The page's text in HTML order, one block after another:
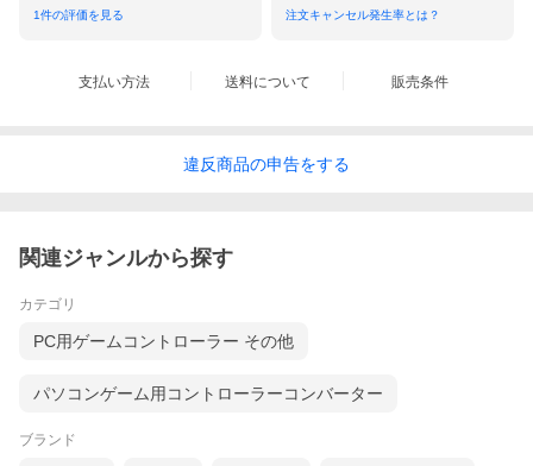
1件の評価を見る 注文キャンセル発生率とは？
支払い方法 送料について 販売条件
違反商品の申告をする
関連ジャンルから探す
カテゴリ
PC用ゲームコントローラー その他
パソコンゲーム用コントローラーコンバーター
ブランド